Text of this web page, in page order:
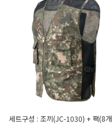
세트구성 : 조끼(JC-1030) + 팩(8